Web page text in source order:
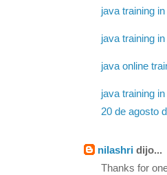
java training
java training
java online
java training
20 de agosto
nilashri dijo...
Thanks for